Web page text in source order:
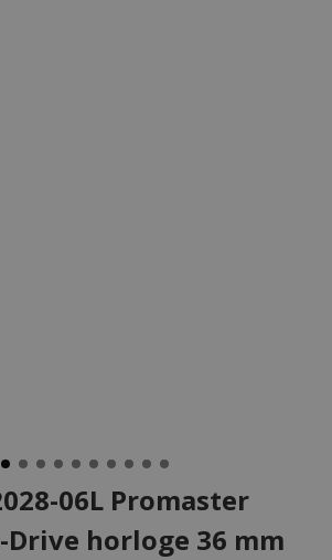
06L Promaster
Drive horloge 36 mm